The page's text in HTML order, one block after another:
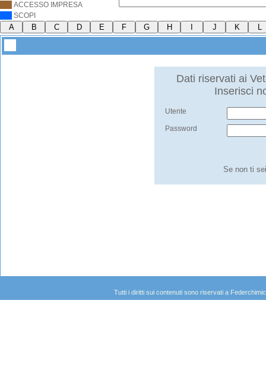
ACCESSO IMPRESA
SCOPI
Dati riservati ai
Inserisci
Utente
Password
Se non ti
Tutti i diritti sui contenuti sono riservati a